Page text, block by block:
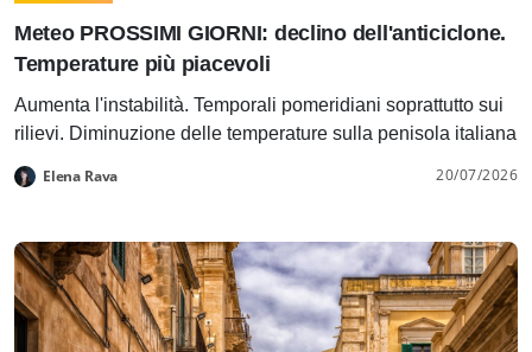
Meteo PROSSIMI GIORNI: declino dell'anticiclone.
Temperature più piacevoli
Aumenta l'instabilità. Temporali pomeridiani soprattutto sui
rilievi. Diminuzione delle temperature sulla penisola italiana
Elena Rava 20/07/2026